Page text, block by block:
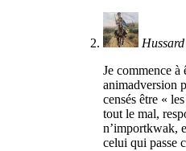
Je commence à
animadversion
censés être «
tout le mal,
n’importkwak,
celui qui passe